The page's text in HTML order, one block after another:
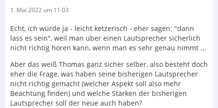
1. Mai 2022 um 11:03
Echt, ich würde ja - leicht ketzerisch - eher sagen: "dann
lass es sein", weil man über einen Lautsprecher sicherlich
nicht richtig hören kann, wenn man es sehr genau nimmt ...
Aber das weiß Thomas ganz sicher selber, also besteht doch
eher die Frage, was haben seine bisherigen Lautsprecher
nicht richtig gemacht (welcher Aspekt soll also mehr
Beachtung finden) und welche Stärken der bisherigen
Lautsprecher soll der neue auch haben?